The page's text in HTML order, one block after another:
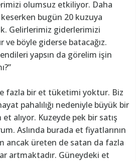
olumsuz etkiliyor. Daha
bugün 20 kuzuya
Gelirlerimiz giderlerimizi
ve böyle giderse batacağız.
yapsın da görelim işin
fazla bir et tüketimi yoktur. Biz
pahalılığı nedeniyle büyük bir
alıyor. Kuzeyde pek bir satış
Aslında burada et fiyatlarının
ancak üreten de satan da fazla
artmaktadır. Güneydeki et